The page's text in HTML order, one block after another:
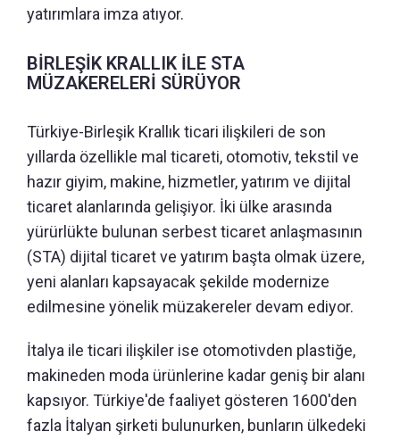
yatırımlara imza atıyor.
BİRLEŞİK KRALLIK İLE STA
MÜZAKERELERİ SÜRÜYOR
Türkiye-Birleşik Krallık ticari ilişkileri de son
yıllarda özellikle mal ticareti, otomotiv, tekstil ve
hazır giyim, makine, hizmetler, yatırım ve dijital
ticaret alanlarında gelişiyor. İki ülke arasında
yürürlükte bulunan serbest ticaret anlaşmasının
(STA) dijital ticaret ve yatırım başta olmak üzere,
yeni alanları kapsayacak şekilde modernize
edilmesine yönelik müzakereler devam ediyor.
İtalya ile ticari ilişkiler ise otomotivden plastiğe,
makineden moda ürünlerine kadar geniş bir alanı
kapsıyor. Türkiye'de faaliyet gösteren 1600'den
fazla İtalyan şirketi bulunurken, bunların ülkedeki